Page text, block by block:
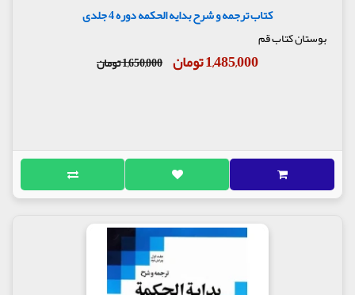
کتاب ترجمه و شرح بدایه الحکمه دوره 4 جلدی
بوستان کتاب قم
1,485,000 تومان 1,650,000 تومان